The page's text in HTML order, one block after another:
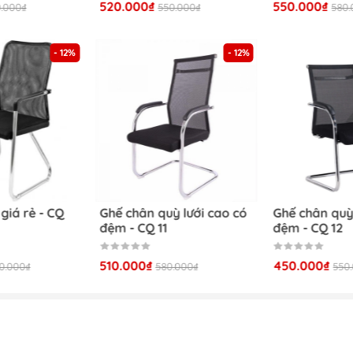
nội thất cho gia đình và văn phòng như:
520.000₫ 550.000₫ 550.000₫
- 12%
rẻ - CQ
- 12%
Ghế chân quỳ lưới cao có
đệm - CQ 11
510.000₫ 580.000₫
Ghế chân
đệm - CQ 12
450.000₫